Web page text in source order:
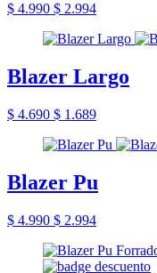
$ 4.990 $ 2.994
Blazer Largo
$ 4.690 $ 1.689
Blazer Pu
$ 4.990 $ 2.994